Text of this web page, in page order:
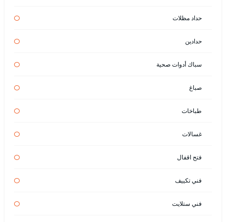
حداد مظلات
حدادين
سباك أدوات صحية
صباغ
طباخات
غسالات
فتح اقفال
فني تكييف
فني ستلايت